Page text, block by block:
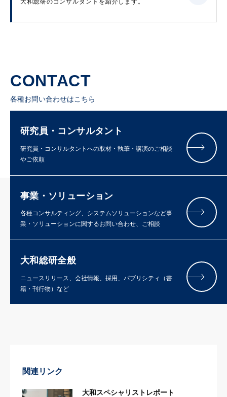
大和総研のコンサルタントを紹介します。
CONTACT
各種お問い合わせはこちら
研究員・コンサルタント
研究員・コンサルタントへの取材・執筆・講演のご相談
やご依頼
事業・ソリューション
各種コンサルティング、システムソリューションなど事
業・ソリューションに関するお問い合わせ、ご相談
大和総研全般
ニュースリリース、会社情報、採用、パブリシティ（書
籍・刊行物）など
関連リンク
大和スペシャリストレポート